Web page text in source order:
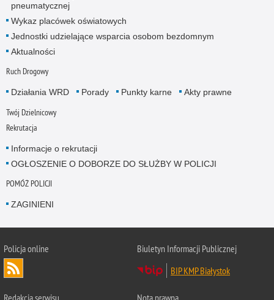
pneumatycznej
Wykaz placówek oświatowych
Jednostki udzielające wsparcia osobom bezdomnym
Aktualności
Ruch Drogowy
Działania WRD Porady Punkty karne Akty prawne
Twój Dzielnicowy
Rekrutacja
Informacje o rekrutacji
OGŁOSZENIE O DOBORZE DO SŁUŻBY W POLICJI
POMÓŻ POLICJI
ZAGINIENI
Policja online
Biuletyn Informacji Publicznej
BIP KMP Białystok
Redakcja serwisu Nota prawna